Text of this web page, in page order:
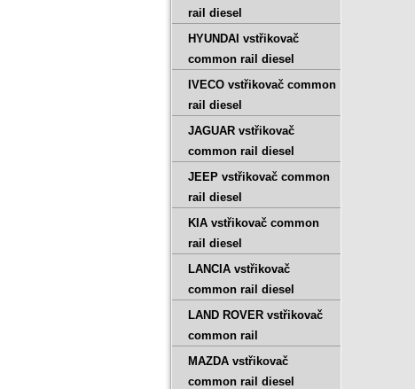
rail diesel
HYUNDAI vstřikovač
common rail diesel
IVECO vstřikovač common
rail diesel
JAGUAR vstřikovač
common rail diesel
JEEP vstřikovač common
rail diesel
KIA vstřikovač common
rail diesel
LANCIA vstřikovač
common rail diesel
LAND ROVER vstřikovač
common rail
MAZDA vstřikovač
common rail diesel